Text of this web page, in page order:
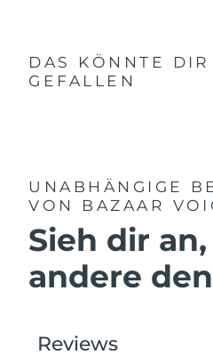
DAS KÖNNTE DIR
GEFALLEN
UNABHÄNGIGE
VON BAZAAR
Sieh dir
andere